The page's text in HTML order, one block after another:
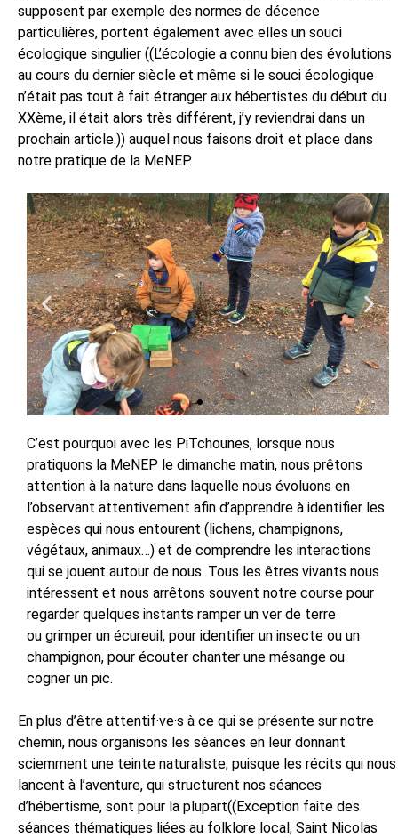
supposent par exemple des normes de décence
particulières, portent également avec elles un souci
écologique singulier ((L’écologie a connu bien des évolutions
au cours du dernier siècle et même si le souci écologique
n’était pas tout à fait étranger aux hébertistes du début du
XXème, il était alors très différent, j’y reviendrai dans un
prochain article.)) auquel nous faisons droit et place dans
notre pratique de la MeNEP.
C’est pourquoi avec les PiTchounes, lorsque nous
pratiquons la MeNEP le dimanche matin, nous prêtons
attention à la nature dans laquelle nous évoluons en
l’observant attentivement afin d’apprendre à identifier les
espèces qui nous entourent (lichens, champignons,
végétaux, animaux…) et de comprendre les interactions
qui se jouent autour de nous. Tous les êtres vivants nous
intéressent et nous arrêtons souvent notre course pour
regarder quelques instants ramper un ver de terre
ou grimper un écureuil, pour identifier un insecte ou un
champignon, pour écouter chanter une mésange ou
cogner un pic.
En plus d’être attentif·ve·s à ce qui se présente sur notre
chemin, nous organisons les séances en leur donnant
sciemment une teinte naturaliste, puisque les récits qui nous
lancent à l’aventure, qui structurent nos séances
d’hébertisme, sont pour la plupart((Exception faite des
séances thématiques liées au folklore local, Saint Nicolas